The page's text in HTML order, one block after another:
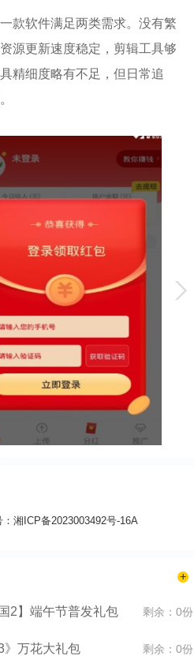
款软件满足两类需求。没有繁
源更新速度稳定，剪辑工具够
精细度略有不足，但日常追
湘ICP备2023003492号-16A
2】端午节普发礼包 剩余：0份
》万花大礼包 剩余：0份